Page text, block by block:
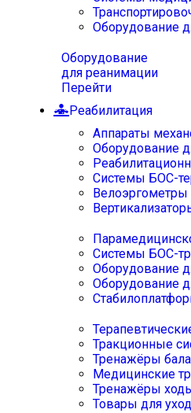
Оборудование
Оборудование
для реанимации
Перейти
Реабилитация
Аппараты
Оборудование
Системы БОС-
Велоэргометры
Системы БОС-
Оборудование
Оборудование
Тракционные
Тренажёры
Медицинские
Тренажёры
Товары для